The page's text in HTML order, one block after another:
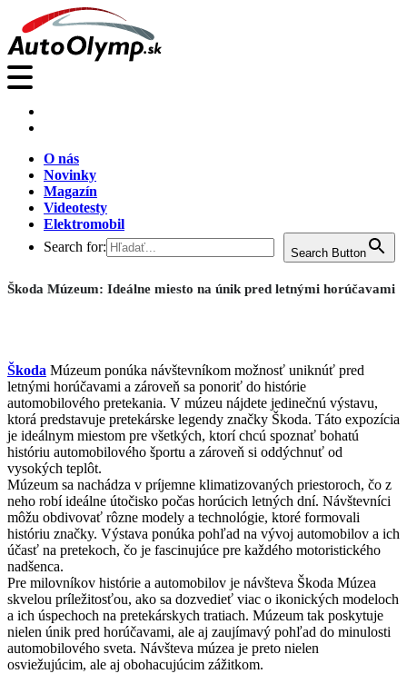
O nás
Novinky
Magazín
Videotesty
Elektromobil
Search for:
Search Button
Škoda Múzeum: Ideálne miesto na únik pred letnými horúčavami
Škoda Múzeum ponúka návštevníkom možnosť uniknúť pred
letnými horúčavami a zároveň sa ponoriť do histórie
automobilového pretekania. V múzeu nájdete jedinečnú výstavu,
ktorá predstavuje pretekárske legendy značky Škoda. Táto expozícia
je ideálnym miestom pre všetkých, ktorí chcú spoznať bohatú
históriu automobilového športu a zároveň si oddýchnuť od
vysokých teplôt.
Múzeum sa nachádza v príjemne klimatizovaných priestoroch, čo z
neho robí ideálne útočisko počas horúcich letných dní. Návštevníci
môžu obdivovať rôzne modely a technológie, ktoré formovali
históriu značky. Výstava ponúka pohľad na vývoj automobilov a ich
účasť na pretekoch, čo je fascinujúce pre každého motoristického
nadšenca.
Pre milovníkov histórie a automobilov je návšteva Škoda Múzea
skvelou príležitosťou, ako sa dozvedieť viac o ikonických modeloch
a ich úspechoch na pretekárskych tratiach. Múzeum tak poskytuje
nielen únik pred horúčavami, ale aj zaujímavý pohľad do minulosti
automobilového sveta. Návšteva múzea je preto nielen
osviežujúcim, ale aj obohacujúcim zážitkom.